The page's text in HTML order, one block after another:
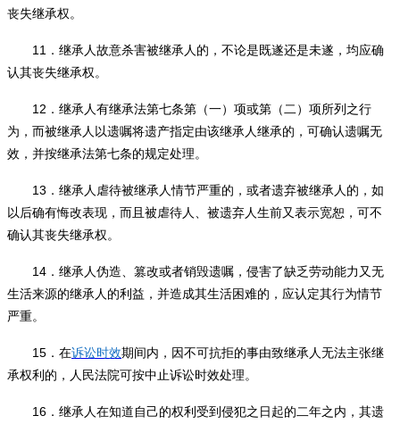
丧失继承权。
11 ．继承人故意杀害被继承人的，不论是既遂还是未遂，均应确
认其丧失继承权。
12 ．继承人有继承法第七条第（一）项或第（二）项所列之行
为，而被继承人以遗嘱将遗产指定由该继承人继承的，可确认遗嘱无
效，并按继承法第七条的规定处理。
13 ．继承人虐待被继承人情节严重的，或者遗弃被继承人的，如
以后确有悔改表现，而且被虐待人、被遗弃人生前又表示宽恕，可不
确认其丧失继承权。
14 ．继承人伪造、篡改或者销毁遗嘱，侵害了缺乏劳动能力又无
生活来源的继承人的利益，并造成其生活困难的，应认定其行为情节
严重。
15 ．在诉讼时效期间内，因不可抗拒的事由致继承人无法主张继
承权利的，人民法院可按中止诉讼时效处理。
16 ．继承人在知道自己的权利受到侵犯之日起的二年之内，其遗